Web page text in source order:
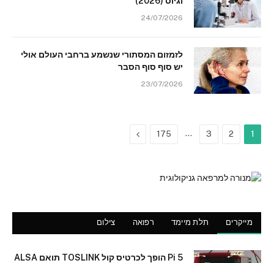
24/07/2026
לזמזום המסתורי שנשמע ברחבי העולם אולי
יש סוף סוף הסבר
23/07/2026
1
2
3
…
175
Next
מייקרים תלת מיימד רפואה צילום
Pi 5 הופך לכרטיס קול TOSLINK תואם ALSA